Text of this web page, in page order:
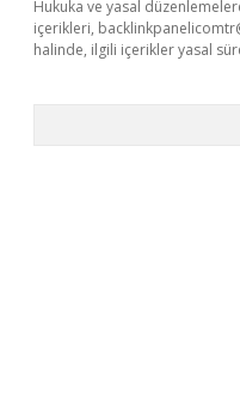
Hukuka ve yasal
içerikleri,
halinde, ilgili içerikler yasal